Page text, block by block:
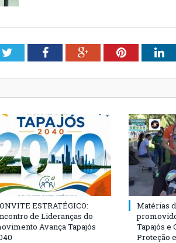
TwitterFacebookGoogle+Pinterest
ESTRATÉGICO:
de Lideranças do
Avança Tapajós
Matérias
Tapajós e
Proteção